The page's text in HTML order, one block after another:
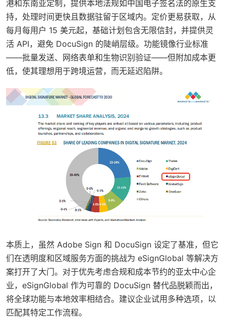
港和东南亚定制，提供本地法规如中国电子签名法的原生支
持，处理时间更快且数据驻留于区域内。定价更易获取，从
每月每用户 15 美元起，基础计划包含无限信封，并提供灵
活 API，避免 DocuSign 的陡峭层级。功能镜像行业标准
——批量发送、网络表单和生物识别验证——但附加成本更
低，使其理想用于跨境运营，而无延迟陷阱。
本质上，虽然 Adobe Sign 和 DocuSign 设定了基准，但它
们在透明度和区域服务方面的挑战为 eSignGlobal 等解决方
案打开了大门。对于优先考虑合规和成本节约的亚太中心企
业，eSignGlobal 作为可靠的 DocuSign 替代品脱颖而出，
将全球功能与本地效率相结合。建议企业试用多种选项，以
匹配其特定工作流程。